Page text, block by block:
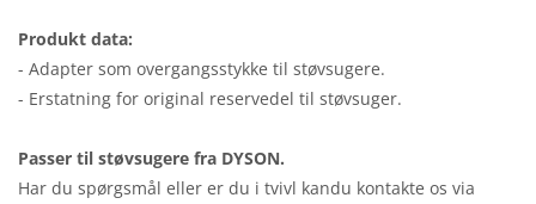
Produkt data:
- Adapter som overgangsstykke til støvsugere.
- Erstatning for original reservedel til støvsuger.
Passer til støvsugere fra DYSON.
Har du spørgsmål eller er du i tvivl kandu kontakte os via